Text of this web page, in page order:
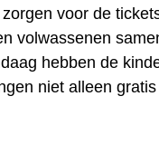
voor de
volwassenen
hebben de
niet alleen